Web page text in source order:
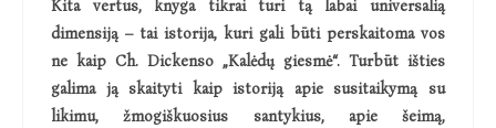
Kita vertus, knyga tikrai turi tą labai universalią
dimensiją – tai istorija, kuri gali būti perskaitoma vos
ne kaip Ch. Dickenso „Kalėdų giesmė“. Turbūt išties
galima ją skaityti kaip istoriją apie susitaikymą su
likimu, žmogiškuosius santykius, apie šeimą,